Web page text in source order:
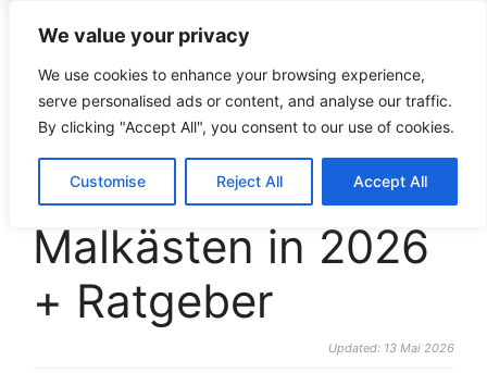
We value your privacy
We use cookies to enhance your browsing experience,
serve personalised ads or content, and analyse our traffic.
By clicking "Accept All", you consent to our use of cookies.
Customise Reject All Accept All
croco-puzzle.de
Die beliebtesten
Malkästen in 2026
+ Ratgeber
Updated: 13 Mai 2026